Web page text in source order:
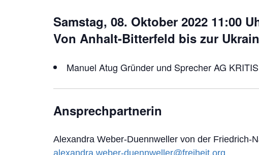
Samstag, 08. Oktober 2022 11:00
Von Anhalt-Bitterfeld bis zur
Manuel Atug Gründer und Sprecher AG KRITIS
Ansprechpartnerin
Alexandra Weber-Duennweller von der Friedrich-
alexandra.weber-duennweller@freiheit.org